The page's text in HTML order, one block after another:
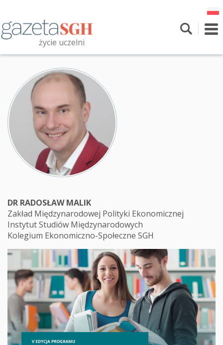
treści
życie uczelni
DR RADOSŁAW MALIK
Zakład Międzynarodowej Polityki Ekonomicznej
Instytut Studiów Międzynarodowych
Kolegium Ekonomiczno-Społeczne SGH